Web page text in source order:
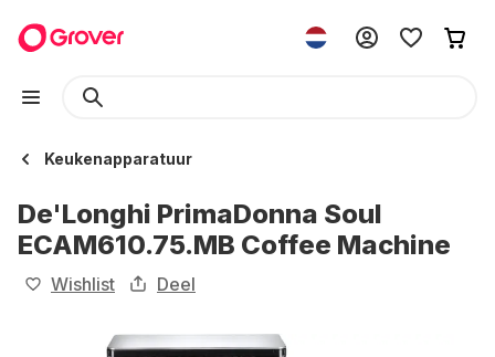
Keukenapparatuur
De'Longhi PrimaDonna Soul
ECAM610.75.MB Coffee Machine
Wishlist Deel